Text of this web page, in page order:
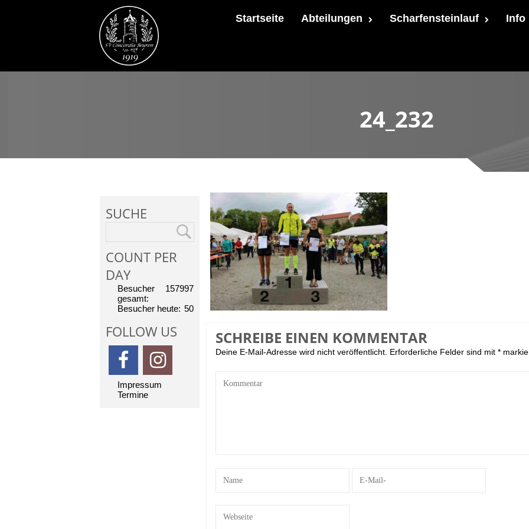
Startseite Abteilungen Scharfensteinlauf Info
24_232
SUCHE
COUNT PER
DAY
157997
Besucher
gesamt:
50
Besucher heute:
FOLLOW US
Impressum
Termine
SCHREIBE EINEN KOMMENTAR
Deine E-Mail-Adresse wird nicht veröffentlicht. Erforderliche Felder sind mit *